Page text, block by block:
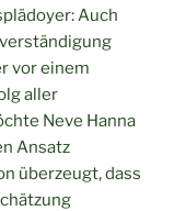
Auch
vor einem
aller
Neve Hanna
Ansatz
überzeugt, dass